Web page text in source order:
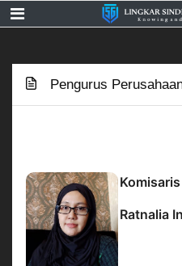
Pengurus
Komisaris
Ratnalia